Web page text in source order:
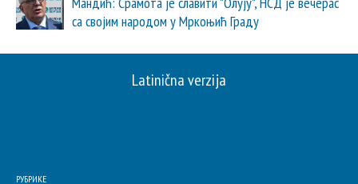
са својим народом у Мркоњић Граду
Latinična verzija
РУБРИКЕ